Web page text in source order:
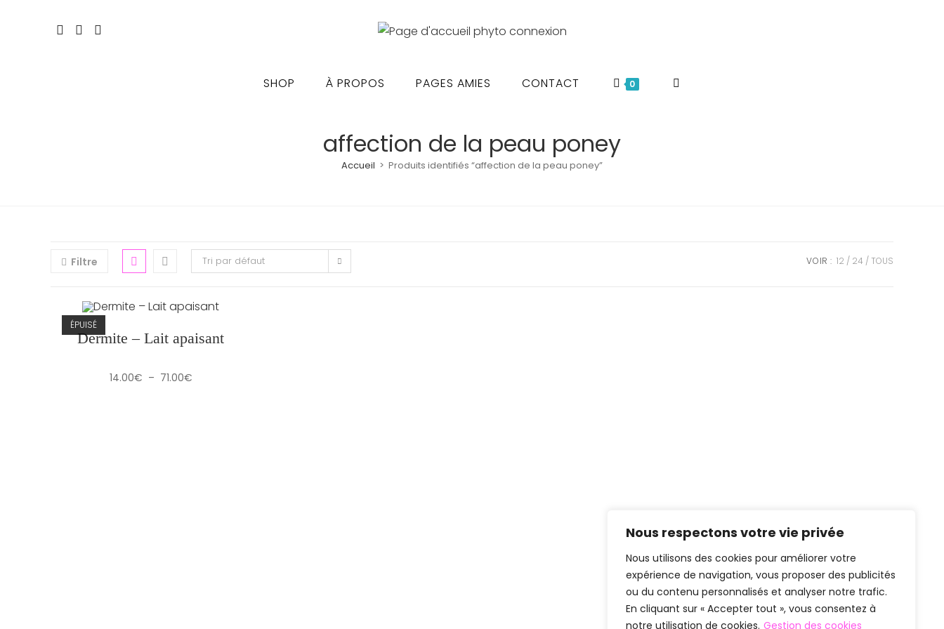
Nous respectons votre vie privée
Nous utilisons des cookies pour améliorer votre
expérience de navigation, vous proposer des publicités
ou du contenu personnalisés et analyser notre trafic.
En cliquant sur « Accepter tout », vous consentez à
notre utilisation de cookies. Gestion des cookies
SHOP À PROPOS PAGES AMIES CONTACT 0 TOGGLE
affection de la peau poney
Accueil > Produits identifiés “affection de la peau poney”
Filtre Tri par défaut VOIR : 12 24 TOUS
ÉPUISÉ
Dermite – Lait apaisant
14.00€ – 71.00€Plage